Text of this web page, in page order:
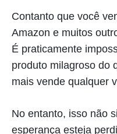
Contanto que você
Amazon e muitos
É praticamente
produto milagroso do
mais vende qualquer
No entanto, isso não
esperança esteja